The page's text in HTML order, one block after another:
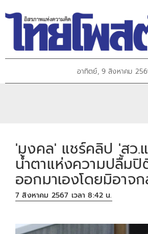
อาทิตย์, 9 สิงหาคม
'มงคล' แชร์คลิป 'สว.
น้ำตาแห่งความปลื้มปิ
ออกมาเองโดยมิอาจ
7 สิงหาคม 2567 เวลา 8:42 น.